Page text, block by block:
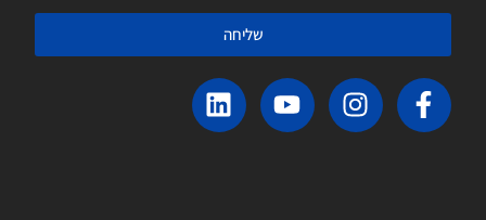
שליחה